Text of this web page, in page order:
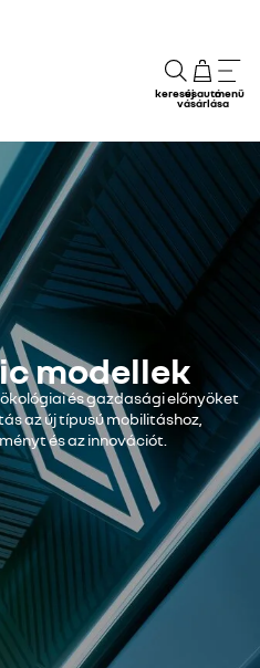
keresésúj autó
vásárlása
menü
modellek
és gazdasági előnyöket
az új típusú mobilitáshoz,
és az innovációt.